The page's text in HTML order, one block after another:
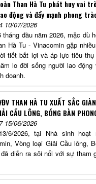
Than Hà Tu phát huy vai
động và đẩy mạnh phong
10/07/2026
tháng đầu năm 2026, mặc dù
Hà Tu - Vinacomin gặp
tiết bất lợi và áp lực tiêu
lo đời sống người lao
doanh.
THAN HÀ TU XUẤT SẮC
CẦU LÔNG, BÓNG BÀN
15/06/2026
6/2026, tại Nhà sinh
Vòng loại Giải Cầu lông,
diễn ra sôi nổi với sự tham